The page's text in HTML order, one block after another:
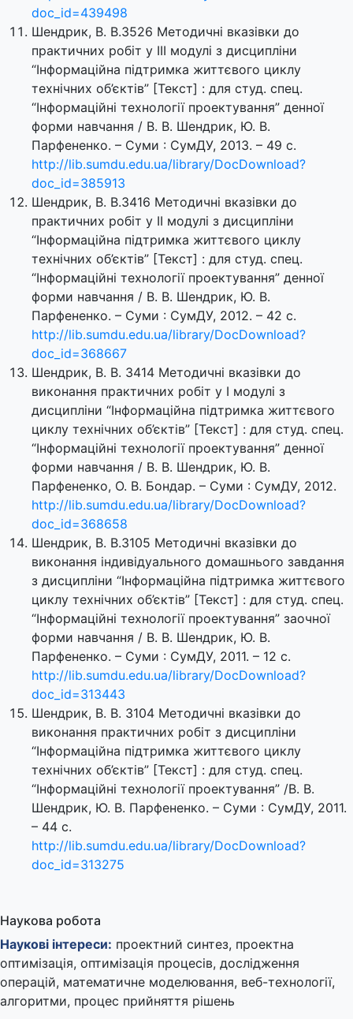
doc_id=439498
Шендрик, В. В.3526 Методичні вказівки до
практичних робіт у ІІІ модулі з дисципліни
“Інформаційна підтримка життєвого циклу
технічних об’єктів” [Текст] : для студ. спец.
“Інформаційні технології проектування” денної
форми навчання / В. В. Шендрик, Ю. В.
Парфененко. – Суми : СумДУ, 2013. – 49 с.
http://lib.sumdu.edu.ua/library/DocDownload?
doc_id=385913
Шендрик, В. В.3416 Методичні вказівки до
практичних робіт у ІІ модулі з дисципліни
“Інформаційна підтримка життєвого циклу
технічних об’єктів” [Текст] : для студ. спец.
“Інформаційні технології проектування” денної
форми навчання / В. В. Шендрик, Ю. В.
Парфененко. – Суми : СумДУ, 2012. – 42 с.
http://lib.sumdu.edu.ua/library/DocDownload?
doc_id=368667
Шендрик, В. В. 3414 Методичні вказівки до
виконання практичних робіт у I модулі з
дисципліни “Інформаційна підтримка життєвого
циклу технічних об’єктів” [Текст] : для студ. спец.
“Інформаційні технології проектування” денної
форми навчання / В. В. Шендрик, Ю. В.
Парфененко, О. В. Бондар. – Суми : СумДУ, 2012.
http://lib.sumdu.edu.ua/library/DocDownload?
doc_id=368658
Шендрик, В. В.3105 Методичні вказівки до
виконання індивідуального домашнього завдання
з дисципліни “Інформаційна підтримка життєвого
циклу технічних об’єктів” [Текст] : для студ. спец.
“Інформаційні технології проектування” заочної
форми навчання / В. В. Шендрик, Ю. В.
Парфененко. – Суми : СумДУ, 2011. – 12 с.
http://lib.sumdu.edu.ua/library/DocDownload?
doc_id=313443
Шендрик, В. В. 3104 Методичні вказівки до
виконання практичних робіт з дисципліни
“Інформаційна підтримка життєвого циклу
технічних об’єктів” [Текст] : для студ. спец.
“Інформаційні технології проектування” /В. В.
Шендрик, Ю. В. Парфененко. – Суми : СумДУ, 2011.
– 44 с.
http://lib.sumdu.edu.ua/library/DocDownload?
doc_id=313275
Наукова робота
Наукові інтереси: проектний синтез, проектна
оптимізація, оптимізація процесів, дослідження
операцій, математичне моделювання, веб-технології,
алгоритми, процес прийняття рішень